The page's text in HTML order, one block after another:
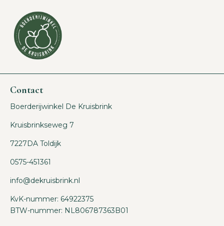
Contact
Boerderijwinkel De Kruisbrink
Kruisbrinkseweg 7
7227DA Toldijk
0575-451361
info@dekruisbrink.nl
KvK-nummer: 64922375
BTW-nummer: NL806787363B01